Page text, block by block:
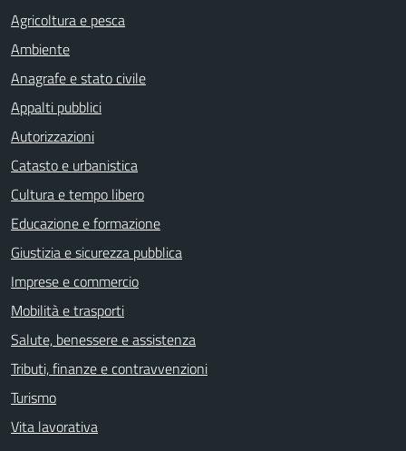
Agricoltura e pesca
Ambiente
Anagrafe e stato civile
Appalti pubblici
Autorizzazioni
Catasto e urbanistica
Cultura e tempo libero
Educazione e formazione
Giustizia e sicurezza pubblica
Imprese e commercio
Mobilità e trasporti
Salute, benessere e assistenza
Tributi, finanze e contravvenzioni
Turismo
Vita lavorativa